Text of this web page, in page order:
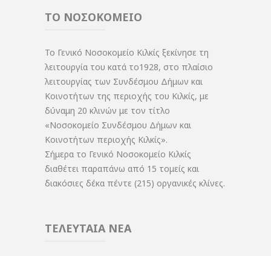
ΤΟ ΝΟΣΟΚΟΜΕΙΟ
Το Γενικό Νοσοκομείο Κιλκίς ξεκίνησε τη
λειτουργία του κατά το1928, στο πλαίσιο
λειτουργίας των Συνδέσμου Δήμων και
Κοινοτήτων της περιοχής του Κιλκίς, με
δύναμη 20 κλινών με τον τίτλο
«Νοσοκομείο Συνδέσμου Δήμων και
Κοινοτήτων περιοχής Κιλκίς».
Σήμερα το Γενικό Νοσοκομείο Κιλκίς
διαθέτει παραπάνω από 15 τομείς και
διακόσιες δέκα πέντε (215) οργανικές κλίνες.
ΤΕΛΕΥΤΑΙΑ ΝΕΑ